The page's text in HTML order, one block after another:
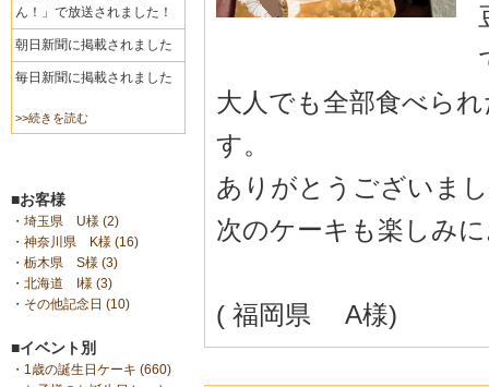
ん！」で放送されました！
朝日新聞に掲載されました
毎日新聞に掲載されました
>>続きを読む
■お客様
・ 埼玉県 U様 (2)
・ 神奈川県 K様 (16)
・ 栃木県 S様 (3)
・ 北海道 I様 (3)
・ その他記念日 (10)
■イベント別
・ 1歳の誕生日ケーキ (660)
大人でも全部食べら
す。
ありがとうございまし
次のケーキも楽しみ
( 福岡県 A様)